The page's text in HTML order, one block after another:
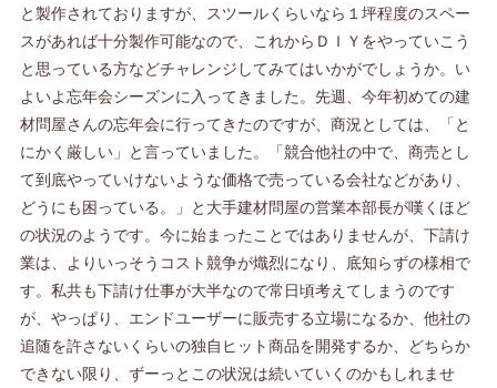
と製作されておりますが、スツールくらいなら１坪程度のスペー
スがあれば十分製作可能なので、これからＤＩＹをやっていこう
と思っている方などチャレンジしてみてはいかがでしょうか。い
よいよ忘年会シーズンに入ってきました。先週、今年初めての建
材問屋さんの忘年会に行ってきたのですが、商況としては、「と
にかく厳しい」と言っていました。「競合他社の中で、商売とし
て到底やっていけないような価格で売っている会社などがあり、
どうにも困っている。」と大手建材問屋の営業本部長が嘆くほど
の状況のようです。今に始まったことではありませんが、下請け
業は、よりいっそうコスト競争が熾烈になり、底知らずの様相で
す。私共も下請け仕事が大半なので常日頃考えてしまうのです
が、やっぱり、エンドユーザーに販売する立場になるか、他社の
追随を許さないくらいの独自ヒット商品を開発するか、どちらか
できない限り、ずーっとこの状況は続いていくのかもしれませ